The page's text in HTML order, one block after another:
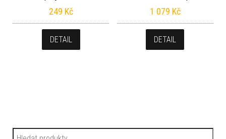
249 Kč
DETAIL
1 079 Kč
DETAIL
Hledat: